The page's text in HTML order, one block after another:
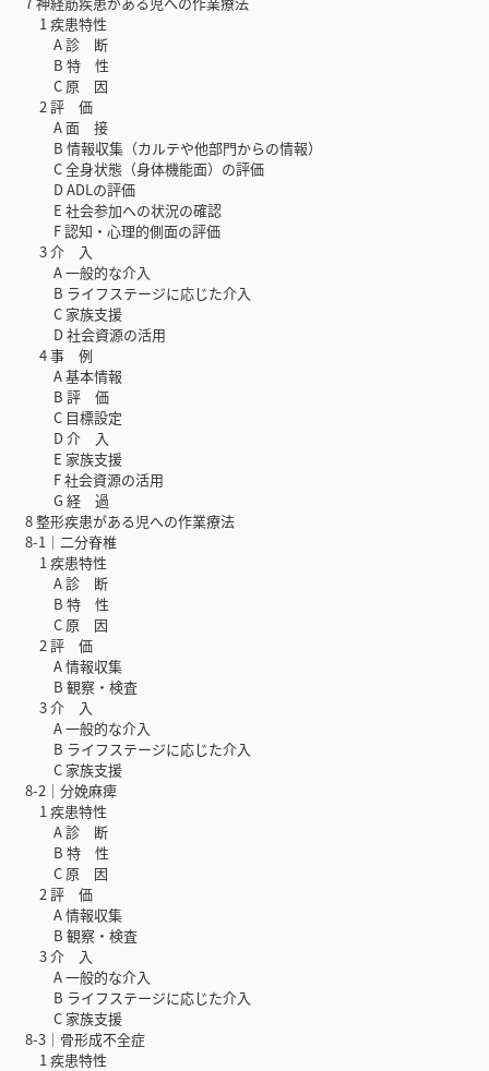
1 疾患特性
A 診 断
B 特 性
C 原 因
2 評 価
A 面 接
B 情報収集（カルテや他部門からの情報）
C 全身状態（身体機能面）の評価
D ADLの評価
E 社会参加への状況の確認
F 認知・心理的側面の評価
3 介 入
A 一般的な介入
B ライフステージに応じた介入
C 家族支援
D 社会資源の活用
4 事 例
A 基本情報
B 評 価
C 目標設定
D 介 入
E 家族支援
F 社会資源の活用
G 経 過
8 整形疾患がある児への作業療法
8-1｜二分脊椎
1 疾患特性
A 診 断
B 特 性
C 原 因
2 評 価
A 情報収集
B 観察・検査
3 介 入
A 一般的な介入
B ライフステージに応じた介入
C 家族支援
8-2｜分娩麻痺
1 疾患特性
A 診 断
B 特 性
C 原 因
2 評 価
A 情報収集
B 観察・検査
3 介 入
A 一般的な介入
B ライフステージに応じた介入
C 家族支援
8-3｜骨形成不全症
1 疾患特性